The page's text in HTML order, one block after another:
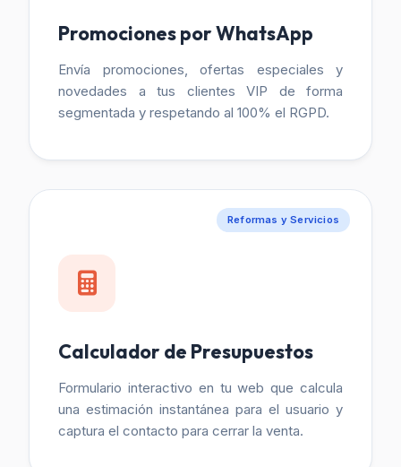
Promociones por WhatsApp
Envía promociones, ofertas especiales y
novedades a tus clientes VIP de forma
segmentada y respetando al 100% el RGPD.
Reformas y Servicios
Calculador de Presupuestos
Formulario interactivo en tu web que calcula
una estimación instantánea para el usuario y
captura el contacto para cerrar la venta.